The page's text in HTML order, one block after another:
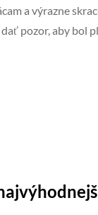
a výrazne
pozor, aby bol